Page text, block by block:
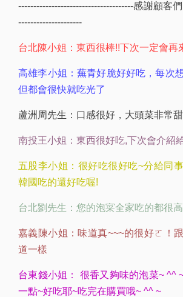
--------------------------------------感謝顧客
---------------------
台北陳小姐：東西很棒!!下次一定會再
高雄李小姐：蕪青好脆好好吃，每次
但都會很快就吃光了
蘆洲周先生：口感很好，大頭菜非常
南投王小姐：東西很好吃,下次會介紹
五股李小姐：很好吃很好吃~分給同
韓國吃的還好吃喔!
台北劉先生：您的泡寀全家吃的都很高
嘉義陳小姐：味道真~~~的很好ㄛ！
道一樣
台東錢小姐： 很香又夠味的泡菜~ ^^
一點~好吃耶~吃完在購買哦~ ^^ ~